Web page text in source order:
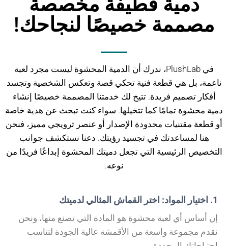
مصممة خصيصًا لنجاحك!
في PlushLab، ندرك أن الدمية المحشوة ليست مجرد لعبة
ناعمة، بل هي قطعة فنية تحكي قصة وتعكس الشخصية وتجسد
أفكار تصميم فريدة. تتيح لك خدمتنا المصممة خصيصًا إنشاء
دمية محشوة تمامًا كما تتخيلها. سواء كنت تبحث عن هدية خاصة
أو قطعة مقتنيات محدودة الإصدار أو عنصر ترويجي مميز، فنحن
هنا لمساعدتك في تجسيد رؤيتك. دعنا نستكشف جوانب
التخصيص الرئيسية التي تجعل دميتك المحشوة إبداعًا فريدًا من
نوعه.
1. اختيار المواد: اختر القماش المثالي لدميتك
إن أساس أي لعبة محشوة هو المادة التي تصنع منها، ونحن
نقدم مجموعة واسعة من الأقمشة عالية الجودة لتناسب